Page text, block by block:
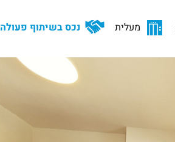
מעלית נכס בשיתוף פעולה